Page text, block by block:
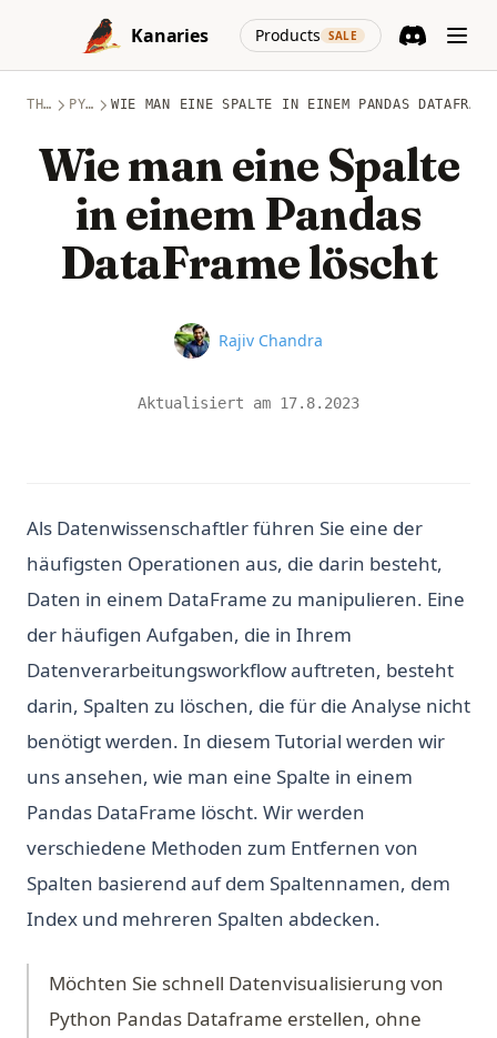
Skip to content
Kanaries
Products SALE
(opens in a
THEMEN PYTHON WIE MAN EINE SPALTE IN EINEM PANDAS DATAFRAME
Wie man eine Spalte
in einem Pandas
DataFrame löscht
Name
Rajiv Chandra
Aktualisiert am 17.8.2023
Als Datenwissenschaftler führen Sie eine der
häufigsten Operationen aus, die darin besteht,
Daten in einem DataFrame zu manipulieren. Eine
der häufigen Aufgaben, die in Ihrem
Datenverarbeitungsworkflow auftreten, besteht
darin, Spalten zu löschen, die für die Analyse nicht
benötigt werden. In diesem Tutorial werden wir
uns ansehen, wie man eine Spalte in einem
Pandas DataFrame löscht. Wir werden
verschiedene Methoden zum Entfernen von
Spalten basierend auf dem Spaltennamen, dem
Index und mehreren Spalten abdecken.
Möchten Sie schnell Datenvisualisierung von
Python Pandas Dataframe erstellen, ohne